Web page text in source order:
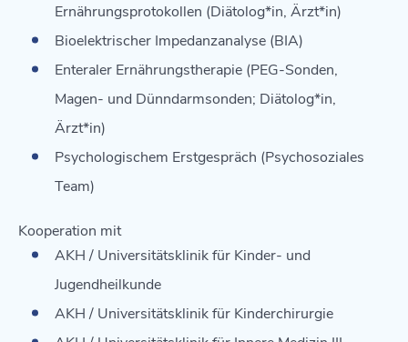
Ernährungsprotokollen (Diätolog*in, Ärzt*in)
Bioelektrischer Impedanzanalyse (BIA)
Enteraler Ernährungstherapie (PEG-Sonden,
Magen- und Dünndarmsonden; Diätolog*in,
Ärzt*in)
Psychologischem Erstgespräch (Psychosoziales
Team)
Kooperation mit
AKH / Universitätsklinik für Kinder- und
Jugendheilkunde
AKH / Universitätsklinik für Kinderchirurgie